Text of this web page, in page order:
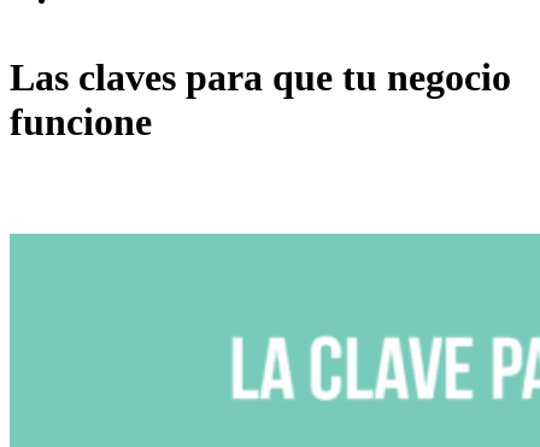
Las claves para que tu negocio
funcione